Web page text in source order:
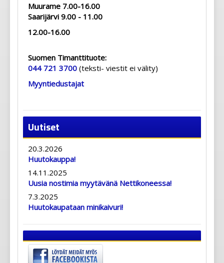
Muurame 7.00-16.00
Saarijärvi 9.00 - 11.00
12.00-16.00
Suomen Timanttituote:
044 721 3700 (teksti- viestit ei välity)
Myyntiedustajat
Uutiset
20.3.2026
Huutokauppa!
14.11.2025
Uusia nostimia myytävänä Nettikoneessa!
7.3.2025
Huutokaupataan minikaivuri!